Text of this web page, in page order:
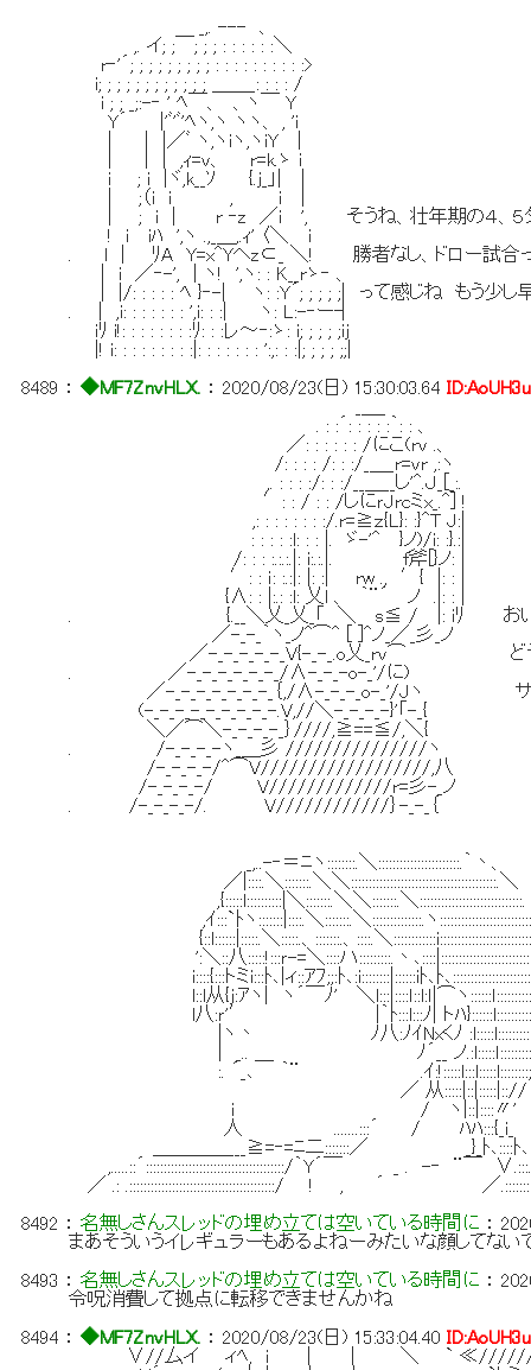
_,. --- 、
,. イ; ;￣; ; ; : : : : : :＼
r‐'´; ; ; ; ; ; ; ; ; : : : : : : : : : :>
i; ; ; ; ; ; ; ; ; ; ; ; ＿＿_: : : : /
i ; ; _;:-‐ ' ﾍ￣、 、ヽ￣ Y
Y´ |'ﾞ'ﾞ'ﾍヽ,ヽ ヽヽ、 , 'i
| | |／ﾞ ヽ,ヽiヽ,ヽiY |
| | | ,ｨ=v、 r=k.ゝ i
i ; i |ヾ,k__ｿ {.j_」| |
| ;（i i , i |
| ; i | r ‐z ／i ', そうね、壮年期の４、５ターン
! i iﾊ ',ヽ .,_＿,.ｨ' 〈＼ i
. l | ﾘA Y=x^Yヘz⊂_ ＼! 勝者なし、ドロー試合って
| i ／‐-', | ヽ! ',ヽ: : K__rゝ‐ 、
| |/: : : : : ﾍ }‐-| ヽ: :Y´; ; ; ; ;| って感じね もう少し早
. | ,i: : : : : : : ',i: : :| ヽ: L:-‐ー┤
iﾘ i!: : : : : : : :ﾘ: : :レ～‐:ゝ: i; ; ; ; ;ij
|! i: : : : : : : : :|: : : : : : : ':,: : :|; ; ; ; ;;|
8489 ：◆MF7ZnvHLX. ：2020/08/23(日) 15:30:03.64
. : :´: : : : :｀: : 、
／: : : : : : /にこ(rv .、
/: : : : /: : :/_＿_r=vr ,:ヽ
,. : : : :/: : :/__＿__し'^.Ｊ_[_:.
′: : / : : /しにｒJrcミx_.^] !
,: : : : : : : :/.r=≧ｚ{L}: :}^T J:|
: : : : :l: : : |. ゞ-'^ }ノ)/i: :}.:|
/: : : :.:.:.|: i:.:.|. f斧[}ノ: |
′: : ｉ: :.:|: |: :| rw ., ′{ |: : |
{∧: : |:.: :l: 乂l 、 ｀¨´ ノ .|: : |
. {.__＼乂_乂_「 ＼ s≦ / |: iﾘ おい、
／-_-_｀ヽ_ノ^⌒^ [ ]^ノ_／_彡_ノ
／-_-_-_-_-_V{-_-_.o乂_rv⌒ どうも客
. ／-_-_-_-_-_-_/∧-_-_-o-_'/に)
／-_-_-_-_-_-_-_｛,/∧-_-_-_o-_'/Jヽ サー
(-_-_-_-_-_-_-_-_-.V,//＼-_-_-_-}'「-_{
＼／⌒＼-_-_-_-_｝////,≧==≦/,＼{
. /-_-_-_-ヽ_＿彡 ///////////////ヽ
/-_-_-_-/^⌒V//////////////////,八
/-_-_-_-/ V/////////////r=彡-_ノ
. /-_-_-_-/. V////////////｝-_-_｛
_,..-‐＝ﾆヽ::::::::.＼:::::::::::::::::::::::.｀丶、
／|::::.＼:::::::.＼＼:::::::::::::::::::::::::::::::::::::::::.＼
,{:::::l::::::::::|＼:::::::.＼＼:::::::.＼:::::::::::::::::::::::::::::.
,ｲ:::`ﾄヽ:::::::|::::.＼:::::::.＼::::::::::::::.ヽ
{::l::::::|:::::.＼:::::.、:::::::.、::::.＼
':＼::八:::::!:::ｒ-=＼::::ハ:::::::::.丶､
i::::{:::トミi:::ﾄ､|ィ::ｱﾌ;;:ﾄ､:i::::::::|::::::iﾄ､ﾄ､
l::l从{ｊ:ｱヽ| ヽ´￣ﾉ' ＼l:::|::::ｌ::l:ｌ|⌒ヽ::::::ｌ
l八:ｒ'′ |｀ﾄ:::l:::ﾉ| トﾊ}::::::l:::::::::::::| そ
|ヽ丶 ﾉ八:ﾉｲNxくﾉ
| _.. ＿ ﾉ´__ ノ.:l:::::ｌ::::::::::; あ
:. ´_､ ｀¨ .ｲ
／ 从:::::|::|:::::|::// まあ、もう同
i / ヽ|::|::::〃'
人 .......:::´ / ﾊﾊ:::{_i_ ８騎
＿＿＿＿___≧=‐=ﾆ二:::::::／ _}_ﾄ､::::ﾄ､
,.....::´:::::::::::::::::::::::::::::::::::::::/｀Y´￣ _ . -‐ ¨￣
／ .: .:::::::::::::::::::::::::::::::::::::::::/ ! , ´ ／.::::::::::::.
8492 ：名無しさんスレッドの埋め立ては空いている時間に ：
まあそういうイレギュラーもあるよねーみたいな顔してな
8493 ：名無しさんスレッドの埋め立ては空いている時間に ：
令呪消費して拠点に転移できませんかね
8494 ：◆MF7ZnvHLX. ：2020/08/23(日) 15:33:04.40
∨//厶イ ィﾍ, i | | ＼ `